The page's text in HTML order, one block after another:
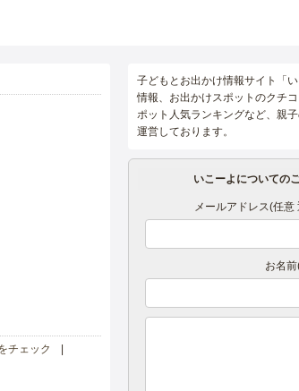
チェック
子どもとお出かけ情報サイト「
情報、お出かけスポットのクチ
ポット人気ランキングなど、親
運営しております。
いこーよについての
メールアドレス(任
お名